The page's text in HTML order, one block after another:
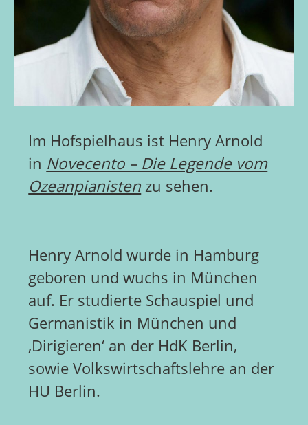
Im Hofspielhaus ist Henry Arnold
in Novecento – Die Legende vom
Ozeanpianisten zu sehen.
Henry Arnold wurde in Hamburg
geboren und wuchs in München
auf. Er studierte Schauspiel und
Germanistik in München und
‚Dirigieren‘ an der HdK Berlin,
sowie Volkswirtschaftslehre an der
HU Berlin.